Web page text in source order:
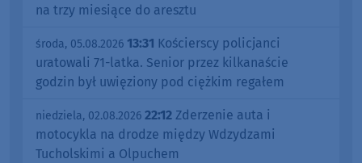
na trzy miesiące do aresztu
środa, 05.08.2026 13:31 Kościerscy policjanci
uratowali 71-latka. Senior przez kilkanaście
godzin był uwięziony pod ciężkim regałem
niedziela, 02.08.2026 22:12 Zderzenie auta i
motocykla na drodze między Wdzydzami
Tucholskimi a Olpuchem